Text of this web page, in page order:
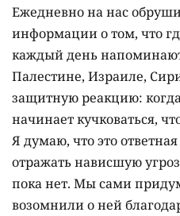
Ежедневно на нас
информации о том, что
каждый день
Палестине, Израиле,
защитную реакцию:
начинает кучковаться,
Я думаю, что это
отражать нависшую
пока нет. Мы сами
возомнили о ней